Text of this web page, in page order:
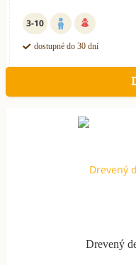
3-10
dostupné do 30 dní
Drevený